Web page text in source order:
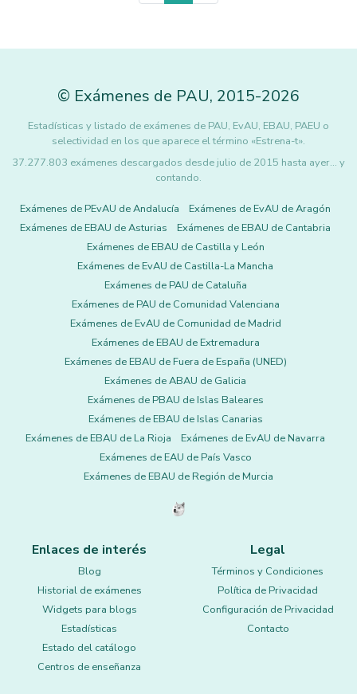
© Exámenes de PAU, 2015-2026
Estadísticas y listado de exámenes de PAU, EvAU, EBAU, PAEU o
selectividad en los que aparece el término «Estrena-t».
37.277.803 exámenes descargados desde julio de 2015 hasta ayer... y
contando.
Exámenes de PEvAU de Andalucía
Exámenes de EvAU de Aragón
Exámenes de EBAU de Asturias
Exámenes de EBAU de Cantabria
Exámenes de EBAU de Castilla y León
Exámenes de EvAU de Castilla-La Mancha
Exámenes de PAU de Cataluña
Exámenes de PAU de Comunidad Valenciana
Exámenes de EvAU de Comunidad de Madrid
Exámenes de EBAU de Extremadura
Exámenes de EBAU de Fuera de España (UNED)
Exámenes de ABAU de Galicia
Exámenes de PBAU de Islas Baleares
Exámenes de EBAU de Islas Canarias
Exámenes de EBAU de La Rioja
Exámenes de EvAU de Navarra
Exámenes de EAU de País Vasco
Exámenes de EBAU de Región de Murcia
Enlaces de interés
Blog
Historial de exámenes
Widgets para blogs
Estadísticas
Estado del catálogo
Centros de enseñanza
Legal
Términos y Condiciones
Política de Privacidad
Configuración de Privacidad
Contacto